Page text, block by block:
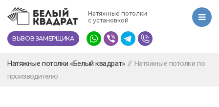
Перейти
основному
содержанию
Натяжные потолки
с установкой
ВЫЗОВ ЗАМЕРЩИКА
Натяжные потолки «Белый квадрат» // Натяжные потолки по
производителю